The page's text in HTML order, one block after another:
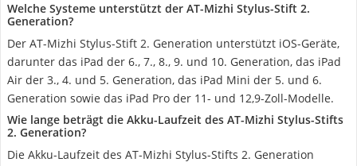
Welche Systeme unterstützt der AT-Mizhi Stylus-Stift 2.
Generation?
Der AT-Mizhi Stylus-Stift 2. Generation unterstützt iOS-Geräte,
darunter das iPad der 6., 7., 8., 9. und 10. Generation, das iPad
Air der 3., 4. und 5. Generation, das iPad Mini der 5. und 6.
Generation sowie das iPad Pro der 11- und 12,9-Zoll-Modelle.
Wie lange beträgt die Akku-Laufzeit des AT-Mizhi Stylus-Stifts
2. Generation?
Die Akku-Laufzeit des AT-Mizhi Stylus-Stifts 2. Generation